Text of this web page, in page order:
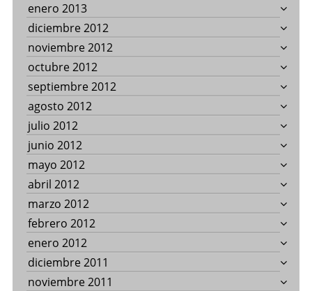
enero 2013
diciembre 2012
noviembre 2012
octubre 2012
septiembre 2012
agosto 2012
julio 2012
junio 2012
mayo 2012
abril 2012
marzo 2012
febrero 2012
enero 2012
diciembre 2011
noviembre 2011